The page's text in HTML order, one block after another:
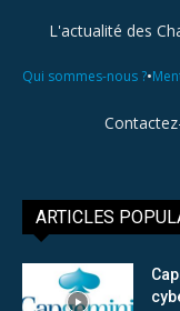
L'actualité des
Qui sommes-nous ?•
ARTICLES